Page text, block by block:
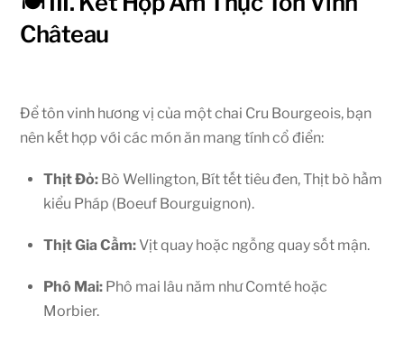
Château
Để tôn vinh hương vị của một chai Cru Bourgeois, bạn
nên kết hợp với các món ăn mang tính cổ điển:
Thịt Đỏ: Bò Wellington, Bít tết tiêu đen, Thịt bò hầm
kiểu Pháp (Boeuf Bourguignon).
Thịt Gia Cầm:Vịt quay hoặc ngỗng quay sốt mận.
Phô Mai: Phô mai lâu năm như Comté hoặc
Morbier.